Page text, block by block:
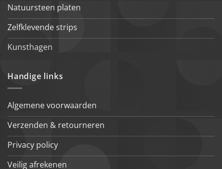
Natuursteen platen
Zelfklevende strips
Kunsthagen
Handige links
Algemene voorwaarden
Verzenden & retourneren
Privacy policy
Veilig afrekenen